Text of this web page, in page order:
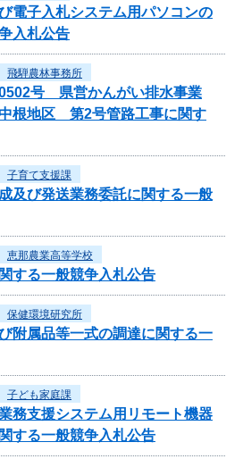
電子入札システム用パソコンの
入札公告
飛騨農林事務所
0502号 県営かんがい排水事業
根地区 第2号管路工事に関す
子育て支援課
及び発送業務委託に関する一般
恵那農業高等学校
する一般競争入札公告
保健環境研究所
附属品等一式の調達に関する一
子ども家庭課
務支援システム用リモート機器
する一般競争入札公告